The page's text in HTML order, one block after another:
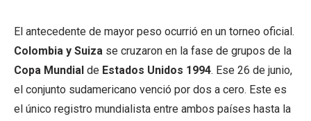
El antecedente de mayor peso ocurrió en un torneo oficial.
Colombia y Suiza se cruzaron en la fase de grupos de la
Copa Mundial de Estados Unidos 1994. Ese 26 de junio,
el conjunto sudamericano venció por dos a cero. Este es
el único registro mundialista entre ambos países hasta la